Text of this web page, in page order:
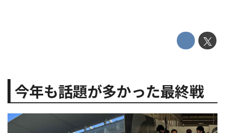
今年も話題が多かった最終戦